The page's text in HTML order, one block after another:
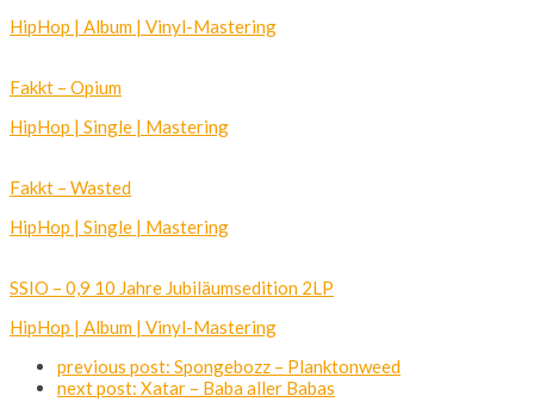
HipHop | Album | Vinyl-Mastering
Fakkt – Opium
HipHop | Single | Mastering
Fakkt – Wasted
HipHop | Single | Mastering
SSIO – 0,9 10 Jahre Jubiläumsedition 2LP
HipHop | Album | Vinyl-Mastering
previous post: Spongebozz – Planktonweed
next post: Xatar – Baba aller Babas